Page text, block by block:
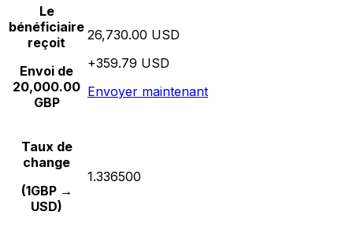
Le
bénéficiaire
reçoit
Envoi de
20,000.00
GBP
26,730.00 USD
+359.79 USD
Envoyer maintenant
Taux de
change
(1GBP →
USD)
1.336500